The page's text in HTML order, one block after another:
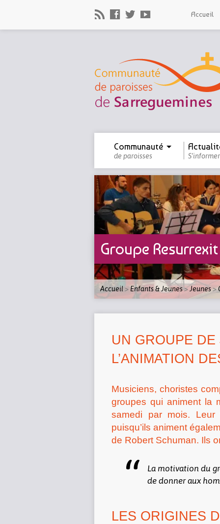
Accueil
Communauté
de paroisses S’informer
Groupe Resurrexit
Accueil > Enfants & Jeunes>Jeunes>
UN GROUPE
L’ANIMATION
Musiciens, choristes
groupes qui animent la
samedi par mois.
puisqu’ils animent
de Robert Schuman. Ils
La motivation du
de donner aux
LES ORIGINES